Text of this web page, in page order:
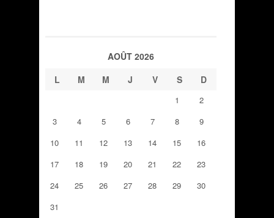
AOÛT 2026
L
M M J V S D
1
2
3
4 5 6 7 8
9
10
11 12 13 14 15
16
17
18 19 20 21 22
23
24
25 26 27 28 29
30
31